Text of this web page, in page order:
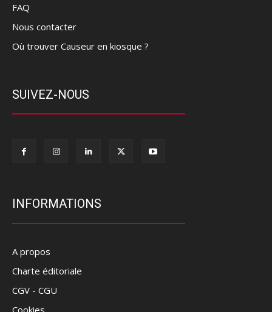
FAQ
Nous contacter
Où trouver Causeur en kiosque ?
SUIVEZ-NOUS
INFORMATIONS
A propos
Charte éditoriale
CGV - CGU
Cookies